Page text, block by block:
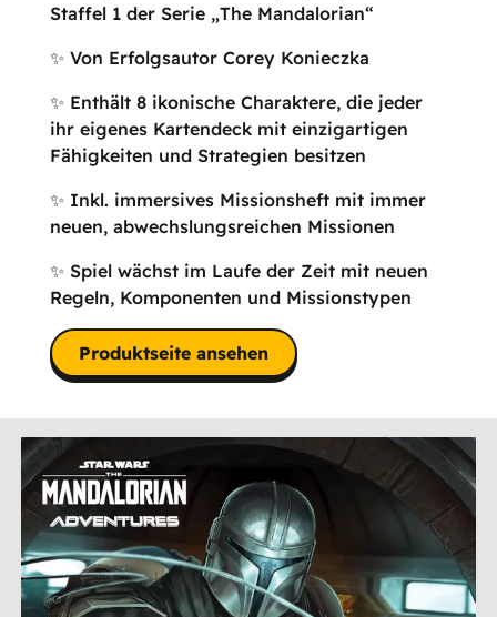
Staffel 1 der Serie „The Mandalorian“
✨ Von Erfolgsautor Corey Konieczka
✨ Enthält 8 ikonische Charaktere, die jeder
ihr eigenes Kartendeck mit einzigartigen
Fähigkeiten und Strategien besitzen
✨ Inkl. immersives Missionsheft mit immer
neuen, abwechslungsreichen Missionen
✨ Spiel wächst im Laufe der Zeit mit neuen
Regeln, Komponenten und Missionstypen
Produktseite ansehen